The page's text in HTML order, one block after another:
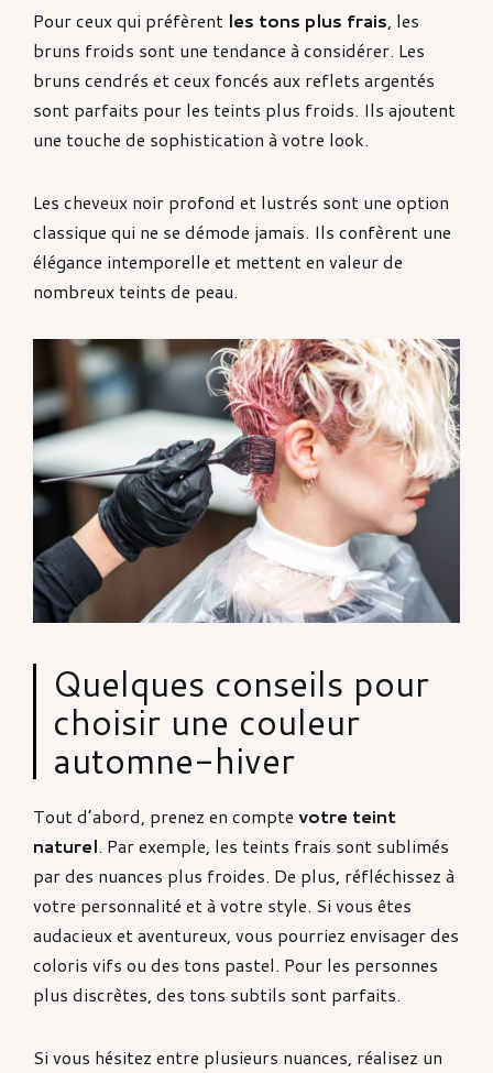
Pour ceux qui préfèrent les tons plus frais, les
bruns froids sont une tendance à considérer. Les
bruns cendrés et ceux foncés aux reflets argentés
sont parfaits pour les teints plus froids. Ils ajoutent
une touche de sophistication à votre look.
Les cheveux noir profond et lustrés sont une option
classique qui ne se démode jamais. Ils confèrent une
élégance intemporelle et mettent en valeur de
nombreux teints de peau.
Quelques conseils pour
choisir une couleur
automne-hiver
Tout d’abord, prenez en compte votre teint
naturel. Par exemple, les teints frais sont sublimés
par des nuances plus froides. De plus, réfléchissez à
votre personnalité et à votre style. Si vous êtes
audacieux et aventureux, vous pourriez envisager des
coloris vifs ou des tons pastel. Pour les personnes
plus discrètes, des tons subtils sont parfaits.
Si vous hésitez entre plusieurs nuances, réalisez un